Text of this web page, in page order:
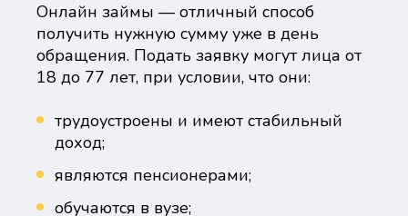
Онлайн займы — отличный способ
получить нужную сумму уже в день
обращения. Подать заявку могут лица от
18 до 77 лет, при условии, что они:
трудоустроены и имеют стабильный
доход;
являются пенсионерами;
обучаются в вузе;